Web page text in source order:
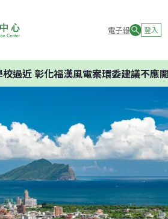
電子報 登入
彰化福漢風電案環委建議不應開發